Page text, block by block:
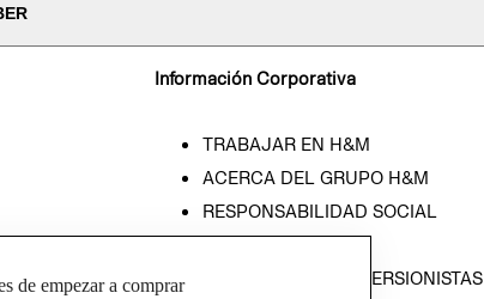
Información Corporativa
TRABAJAR EN H&M
ACERCA DEL GRUPO H&M
RESPONSABILIDAD SOCIAL
RELACIÓN CON INVERSIONISTAS
de empezar a comprar